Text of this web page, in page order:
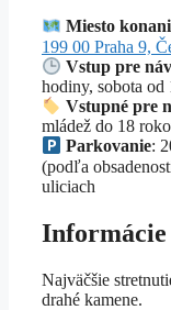
Miesto
199 00 Praha 9,
Vstup pre
hodiny, sobota
Vstupné pre
mládež do 18
Parkovanie:
(podľa
uliciach
Najväčšie
drahé kamene.